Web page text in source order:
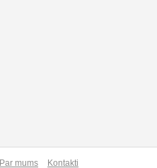
Par mums Kontakti